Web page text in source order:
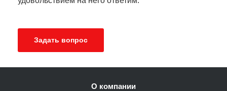
Задать вопрос
О компании